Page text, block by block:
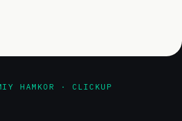
HAMKOR · CLICKUP